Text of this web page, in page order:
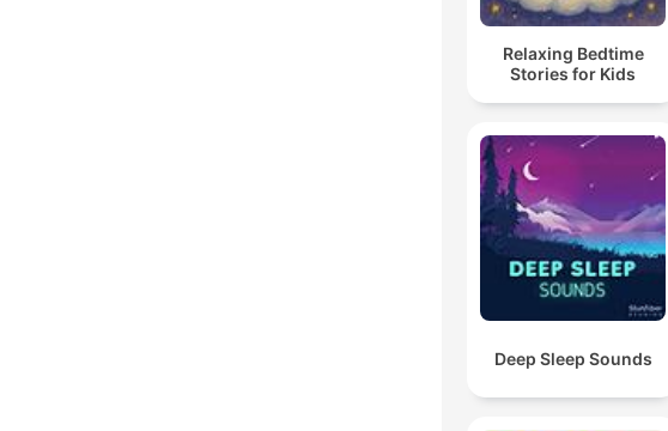
Relaxing Bedtime
Stories for Kids
Deep Sleep Sounds